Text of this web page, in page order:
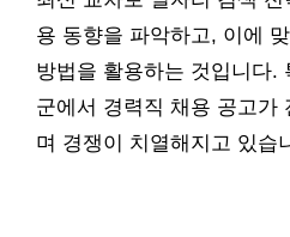
용 동향을 파악하고, 이에
방법을 활용하는 것입니다.
군에서 경력직 채용 공고가
며 경쟁이 치열해지고 있습